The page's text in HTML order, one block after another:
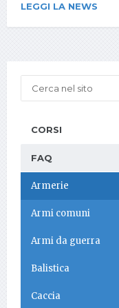
LEGGI LA NEWS
CORSI
FAQ
Armerie
Armi comuni
Armi da guerra
Balistica
Caccia